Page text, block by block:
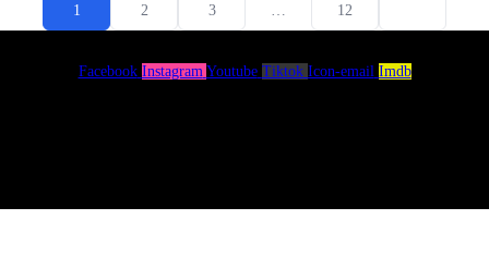
1 2 3 12
Facebook Instagram Youtube Tiktok Icon-email Imdb